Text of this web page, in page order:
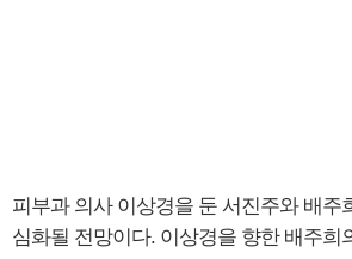
피부과 의사 이상경을 둔 서진주와 배주
심화될 전망이다. 이상경을 향한 배주희